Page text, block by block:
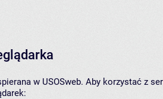
w USOSweb. Aby korzystać z